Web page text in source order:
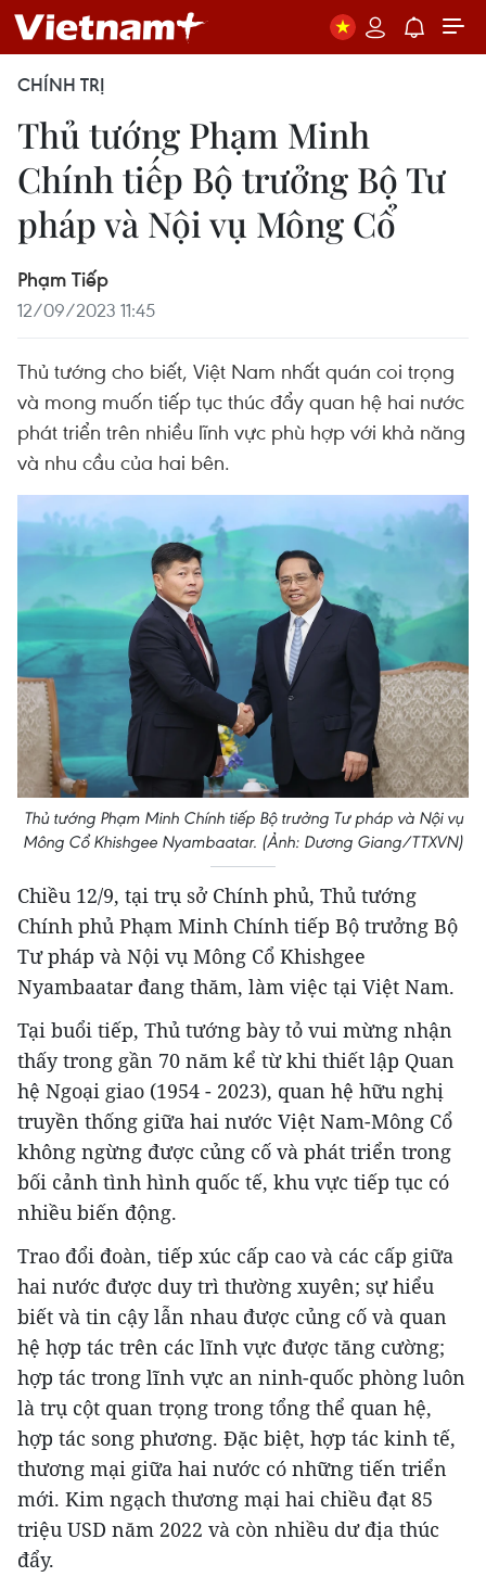
CHÍNH TRỊ
Thủ tướng Phạm Minh
Chính tiếp Bộ trưởng Bộ Tư
pháp và Nội vụ Mông Cổ
Phạm Tiếp
12/09/2023 11:45
Thủ tướng cho biết, Việt Nam nhất quán coi trọng
và mong muốn tiếp tục thúc đẩy quan hệ hai nước
phát triển trên nhiều lĩnh vực phù hợp với khả năng
và nhu cầu của hai bên.
Thủ tướng Phạm Minh Chính tiếp Bộ trưởng Tư pháp và Nội vụ
Mông Cổ Khishgee Nyambaatar. (Ảnh: Dương Giang/TTXVN)
Chiều 12/9, tại trụ sở Chính phủ, Thủ tướng
Chính phủ Phạm Minh Chính tiếp Bộ trưởng Bộ
Tư pháp và Nội vụ Mông Cổ Khishgee
Nyambaatar đang thăm, làm việc tại Việt Nam.
Tại buổi tiếp, Thủ tướng bày tỏ vui mừng nhận
thấy trong gần 70 năm kể từ khi thiết lập Quan
hệ Ngoại giao (1954 - 2023), quan hệ hữu nghị
truyền thống giữa hai nước Việt Nam-Mông Cổ
không ngừng được củng cố và phát triển trong
bối cảnh tình hình quốc tế, khu vực tiếp tục có
nhiều biến động.
Trao đổi đoàn, tiếp xúc cấp cao và các cấp giữa
hai nước được duy trì thường xuyên; sự hiểu
biết và tin cậy lẫn nhau được củng cố và quan
hệ hợp tác trên các lĩnh vực được tăng cường;
hợp tác trong lĩnh vực an ninh-quốc phòng luôn
là trụ cột quan trọng trong tổng thể quan hệ,
hợp tác song phương. Đặc biệt, hợp tác kinh tế,
thương mại giữa hai nước có những tiến triển
mới. Kim ngạch thương mại hai chiều đạt 85
triệu USD năm 2022 và còn nhiều dư địa thúc
đẩy.